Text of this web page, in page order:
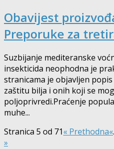
Obavijest
Preporuke za
Suzbijanje mediteranske
insekticida neophodna je
stranicama je objavljen
zaštitu bilja i onih koji se
poljoprivredi.Praćenje
muhe...
Stranica 5 od 71« Prethodna«
»